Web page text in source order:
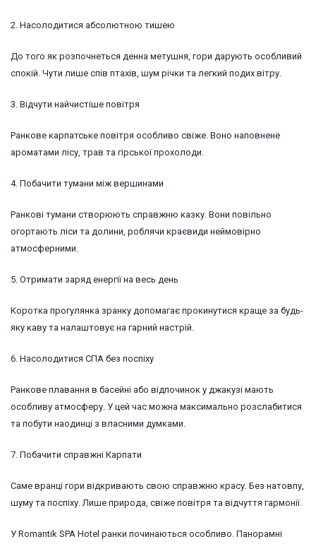
2. Насолодитися абсолютною тишею
До того як розпочнеться денна метушня, гори дарують особливий
спокій. Чути лише спів птахів, шум річки та легкий подих вітру.
3. Відчути найчистіше повітря
Ранкове карпатське повітря особливо свіже. Воно наповнене
ароматами лісу, трав та гірської прохолоди.
4. Побачити тумани між вершинами
Ранкові тумани створюють справжню казку. Вони повільно
огортають ліси та долини, роблячи краєвиди неймовірно
атмосферними.
5. Отримати заряд енергії на весь день
Коротка прогулянка зранку допомагає прокинутися краще за будь-
яку каву та налаштовує на гарний настрій.
6. Насолодитися СПА без поспіху
Ранкове плавання в басейні або відпочинок у джакузі мають
особливу атмосферу. У цей час можна максимально розслабитися
та побути наодинці з власними думками.
7. Побачити справжні Карпати
Саме вранці гори відкривають свою справжню красу. Без натовпу,
шуму та поспіху. Лише природа, свіже повітря та відчуття гармонії.
У Romantik SPA Hotel ранки починаються особливо. Панорамні